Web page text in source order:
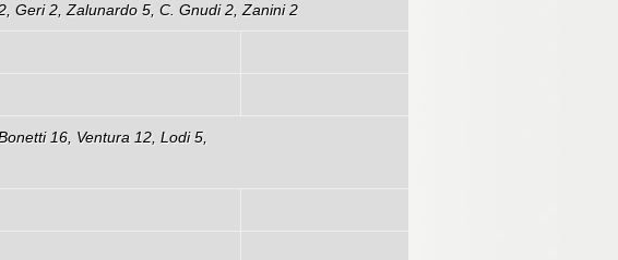
Geri 2, Zalunardo 5, C. Gnudi 2, Zanini 2
16, Ventura 12, Lodi 5,